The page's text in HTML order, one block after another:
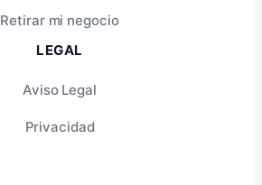
Retirar mi negocio
LEGAL
Aviso Legal
Privacidad